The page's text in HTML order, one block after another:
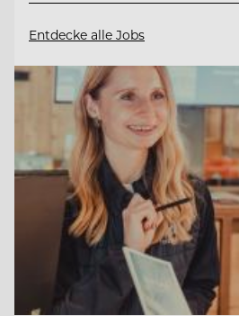
Entdecke alle Jobs